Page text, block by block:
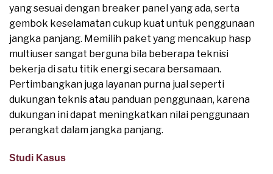
yang sesuai dengan breaker panel yang ada, serta
gembok keselamatan cukup kuat untuk penggunaan
jangka panjang. Memilih paket yang mencakup hasp
multiuser sangat berguna bila beberapa teknisi
bekerja di satu titik energi secara bersamaan.
Pertimbangkan juga layanan purna jual seperti
dukungan teknis atau panduan penggunaan, karena
dukungan ini dapat meningkatkan nilai penggunaan
perangkat dalam jangka panjang.
Studi Kasus